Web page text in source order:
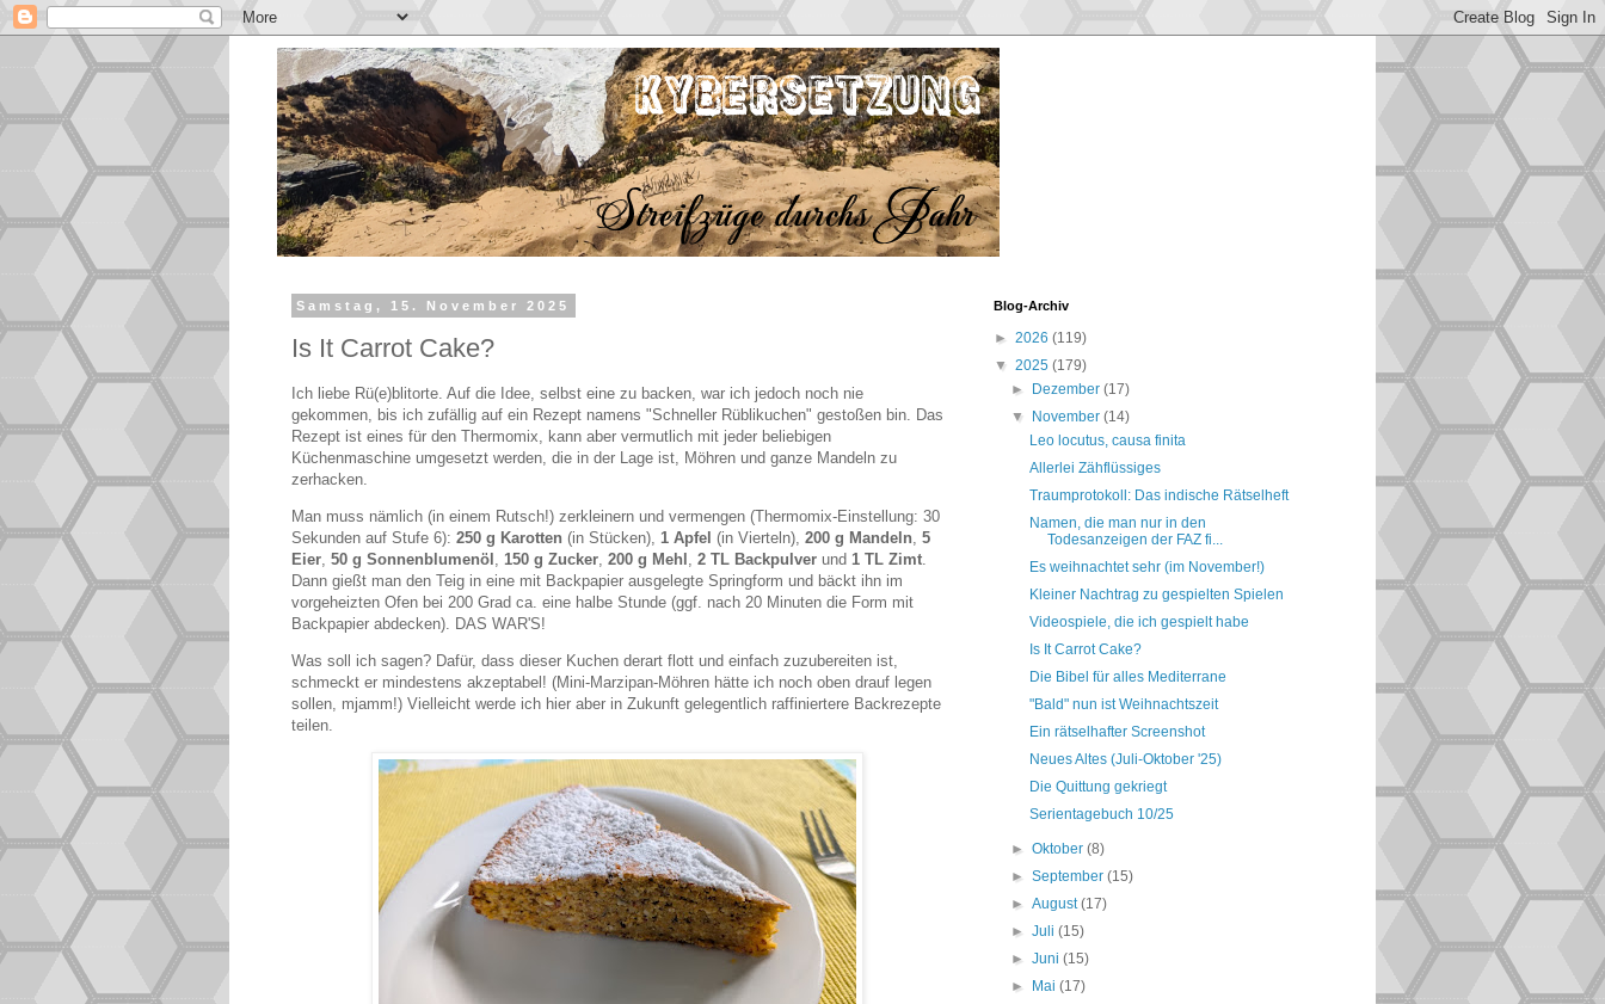
Samstag, 15. November 2025
Is It Carrot Cake?
Ich liebe Rü(e)blitorte. Auf die Idee, selbst eine zu backen, war ich jedoch noch nie
gekommen, bis ich zufällig auf ein Rezept namens "Schneller Rüblikuchen" gestoßen bin. Das
Rezept ist eines für den Thermomix, kann aber vermutlich mit jeder beliebigen
Küchenmaschine umgesetzt werden, die in der Lage ist, Möhren und ganze Mandeln zu
zerhacken.
Man muss nämlich (in einem Rutsch!) zerkleinern und vermengen (Thermomix-Einstellung: 30
Sekunden auf Stufe 6): 250 g Karotten (in Stücken), 1 Apfel (in Vierteln), 200 g Mandeln 5
Eier 50 g Sonnenblumenöl 150 g Zucker 200 g Mehl 2 TL Backpulver und 1 TL Zimt
Dann gießt man den Teig in eine mit Backpapier ausgelegte Springform und bäckt ihn im
vorgeheizten Ofen bei 200 Grad ca. eine halbe Stunde (ggf. nach 20 Minuten die Form mit
Backpapier abdecken). DAS WAR'S!
Was soll ich sagen? Dafür, dass dieser Kuchen derart flott und einfach zuzubereiten ist,
schmeckt er mindestens akzeptabel! (Mini-Marzipan-Möhren hätte ich noch oben drauf legen
sollen, mjamm!) Vielleicht werde ich hier aber in Zukunft gelegentlich raffiniertere Backrezepte
teilen.
Blog-Archiv
► 2026 (119)
▼ 2025 (179)
►
Dezember(17)
▼
November(14)
Leo locutus, causa finita
Allerlei Zähflüssiges
Traumprotokoll: Das indische Rätselheft
Namen, die man nur in den
Todesanzeigen der FAZ fi...
Es weihnachtet sehr (im November!)
Kleiner Nachtrag zu gespielten Spielen
Videospiele, die ich gespielt habe
Is It Carrot Cake?
Die Bibel für alles Mediterrane
"Bald" nun ist Weihnachtszeit
Ein rätselhafter Screenshot
Neues Altes (Juli-Oktober '25)
Die Quittung gekriegt
Serientagebuch 10/25
►Oktober(8)
►September(15)
►August(17)
►Juli(15)
►Juni(15)
►
Mai(17)